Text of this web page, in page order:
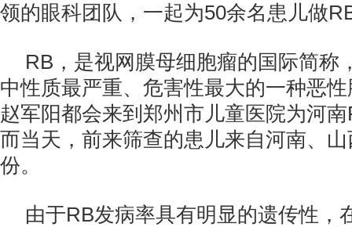
领的眼科团队，一起为50余名患儿做
RB，是视网膜母细胞瘤的国际简称
中性质最严重、危害性最大的一种恶
赵军阳都会来到郑州市儿童医院为河
而当天，前来筛查的患儿来自河南、
份。
由于RB发病率具有明显的遗传性，